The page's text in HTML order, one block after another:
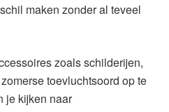
maken zonder al teveel
zoals schilderijen,
toevluchtsoord op te
je kijken naar